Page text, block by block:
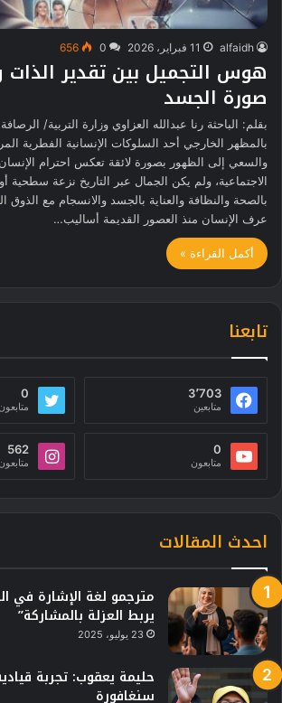
alfaidh 11 فبراير، 2026 0
656
هوس التجميل بين تقدير
صورة الجسد
بقلم: الباحثة رنا عبدالله العزاوي وزارة التربية/
بالمظهر الخارجي أحد السلوكات الإنسانية الفطرية
والسعي إلى الظهور بصورة لائقة تعكس احترام الإنسان
الاجتماعية، ولم يكن الجمال عبر التاريخ نزعة سطحية
بالصحة والنظافة والعناية بالجسد والانسجام مع الذوق
عرف الإنسان منذ العصور القديمة أساليب…
أكمل القراءة »
تابعنا
3٬703
متابعين
0
متابعون
0
متابعون
562
متابعون
احدث المقالات
مترجمو لغة الإشارة في
يربط العزلة بالمشاركة”
23 يوليو، 2025
حليمة يعقوب: تجربة
سنغافورة